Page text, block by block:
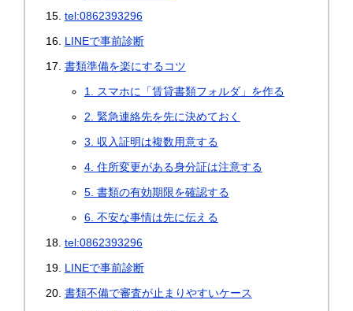
tel:0862393296
LINEで事前診断
書類準備を楽にするコツ
1. スマホに「賃貸書類フォルダ」を作る
2. 緊急連絡先を先に決めておく
3. 収入証明は複数用意する
4. 住所変更がある身分証は注意する
5. 書類の有効期限を確認する
6. 不安な事情は先に伝える
tel:0862393296
LINEで事前診断
書類不備で審査が止まりやすいケース